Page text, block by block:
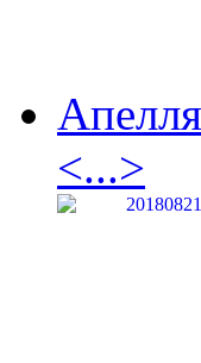
<...>